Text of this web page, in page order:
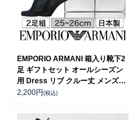
EMPORIO ARMANI 箱入り靴下2
足 ギフトセット オールシーズン
用 Dress リブ クルー丈 メンズ
02492038（EA-2p） giftset
2,200円(税込)